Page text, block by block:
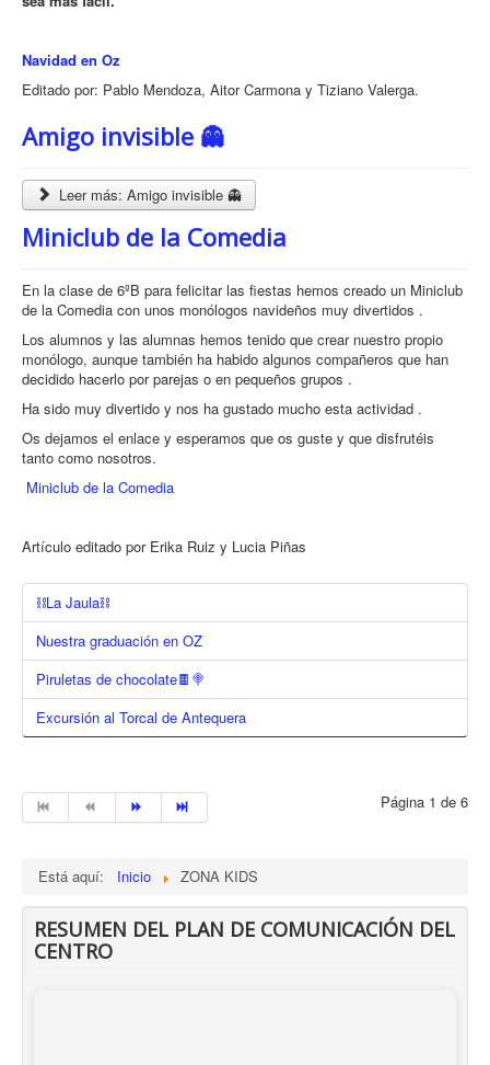
Navidad en Oz
Editado por: Pablo Mendoza, Aitor Carmona y Tiziano Valerga.
Amigo invisible 👻
Leer más: Amigo invisible 👻
Miniclub de la Comedia
En la clase de 6ºB para felicitar las fiestas hemos creado un Miniclub
de la Comedia con unos monólogos navideños muy divertidos .
Los alumnos y las alumnas hemos tenido que crear nuestro propio
monólogo, aunque también ha habido algunos compañeros que han
decidido hacerlo por parejas o en pequeños grupos .
Ha sido muy divertido y nos ha gustado mucho esta actividad .
Os dejamos el enlace y esperamos que os guste y que disfrutéis
tanto como nosotros.
Miniclub de la Comedia
Artículo editado por Erika Ruiz y Lucia Piñas
⛓️La Jaula⛓️
Nuestra graduación en OZ
Piruletas de chocolate🍫🍭
Excursión al Torcal de Antequera
Página 1 de 6
Está aquí: Inicio ZONA KIDS
RESUMEN DEL PLAN DE COMUNICACIÓN DEL
CENTRO